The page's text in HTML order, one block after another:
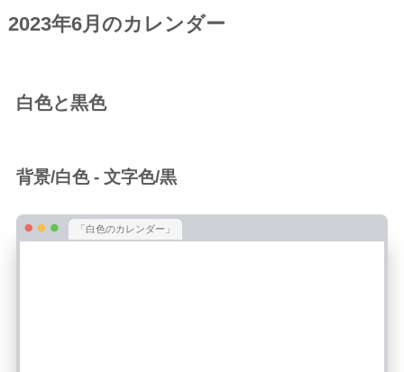
2023年6月のカレンダー
白色と黒色
背景/白色 - 文字色/黒
「白色のカレンダー」